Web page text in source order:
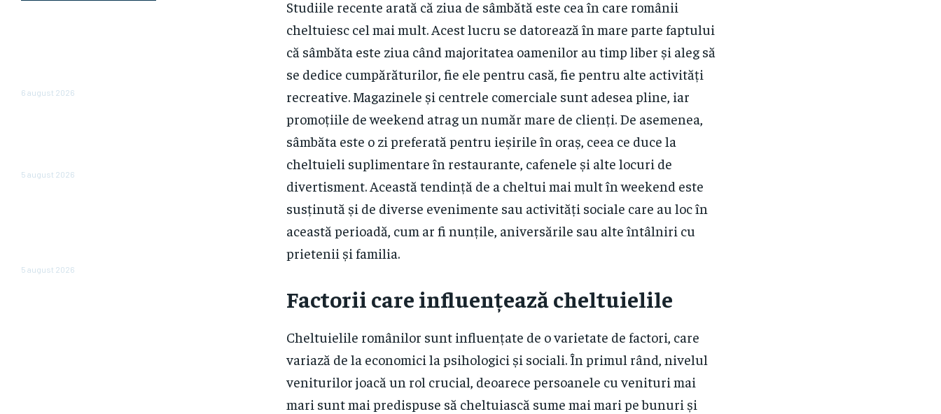
6 august 2026
5 august 2026
5 august 2026
Studiile recente arată că ziua de sâmbătă este cea în care românii
cheltuiesc cel mai mult. Acest lucru se datorează în mare parte faptului
că sâmbăta este ziua când majoritatea oamenilor au timp liber și aleg să
se dedice cumpărăturilor, fie ele pentru casă, fie pentru alte activități
recreative. Magazinele și centrele comerciale sunt adesea pline, iar
promoțiile de weekend atrag un număr mare de clienți. De asemenea,
sâmbăta este o zi preferată pentru ieșirile în oraș, ceea ce duce la
cheltuieli suplimentare în restaurante, cafenele și alte locuri de
divertisment. Această tendință de a cheltui mai mult în weekend este
susținută și de diverse evenimente sau activități sociale care au loc în
această perioadă, cum ar fi nunțile, aniversările sau alte întâlniri cu
prietenii și familia.
Factorii care influențează cheltuielile
Cheltuielile românilor sunt influențate de o varietate de factori, care
variază de la economici la psihologici și sociali. În primul rând, nivelul
veniturilor joacă un rol crucial, deoarece persoanele cu venituri mai
mari sunt mai predispuse să cheltuiască sume mai mari pe bunuri și